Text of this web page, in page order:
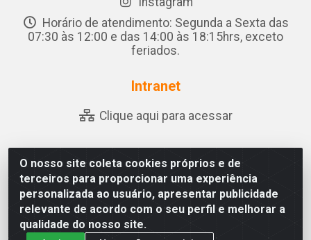
O nosso site coleta cookies próprios e de
terceiros para proporcionar uma experiência
personalizada ao usuário, apresentar publicidade
relevante de acordo com o seu perfil e melhorar a
qualidade do nosso site.
Horário de atendimento: Segunda a Sexta das
07:30 às 12:00 e das 14:00 às 18:15hrs, exceto
feriados.
Intranet
Clique aqui para acessar
Abreu & Silva - Rua Padre Jose de Souza Leite, 265 - Ariado,
Olho D'Água das Flores/AL - CEP 57.442-000 - CNPJ
04.790.656/0001-06